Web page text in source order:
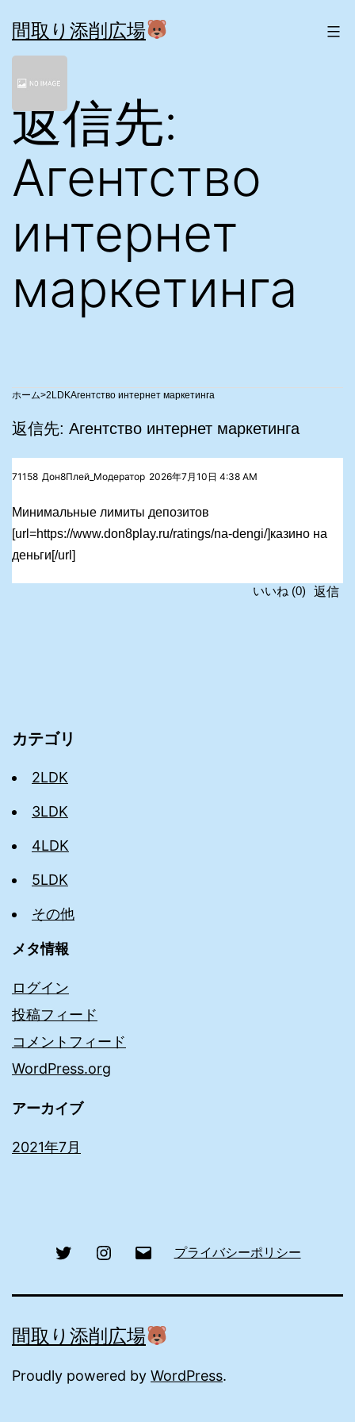
ン
テ
ン
間取り添削広場
返信先:
Aгентство
интернет
маркетинга
>2LDKAгентство интернет маркетинга
返信先: Aгентство интернет маркетинга
71158 Дон8Плей_Модератор 2026年7月10日 4:38 AM
Минимальные лимиты депозитов
[url=https://www.don8play.ru/ratings/na-dengi/]казино на
деньги[/url]
返信
いいね (0)
カテゴリ
2LDK
3LDK
4LDK
5LDK
その他
メタ情報
ログイン
投稿フィード
コメントフィード
WordPress.org
アーカイブ
2021年7月
Twitter Instagram
ル
プライバシーポリシー
間取り添削広場
Proudly powered by WordPress.